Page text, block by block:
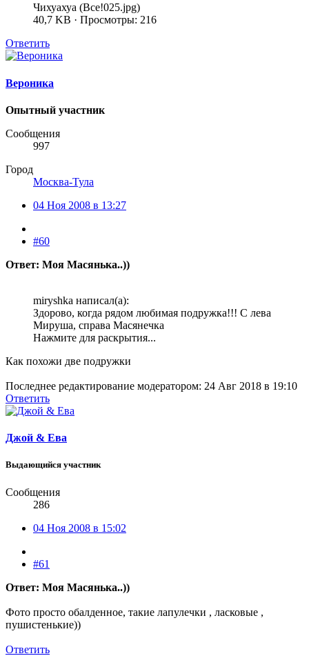
Чихуахуа (Все!025.jpg)
40,7 KB · Просмотры: 216
Ответить
Вероника
Опытный участник
Сообщения
997
Город
Москва-Тула
04 Ноя 2008 в 13:27
#60
Ответ: Моя Масянька..))
miryshka написал(а):
Здорово, когда рядом любимая подружка!!! С лева
Мируша, справа Масянечка
Нажмите для раскрытия...
Как похожи две подружки
Последнее редактирование модератором: 24 Авг 2018 в 19:10
Ответить
Джой & Ева
Выдающийся участник
Сообщения
286
04 Ноя 2008 в 15:02
#61
Ответ: Моя Масянька..))
Фото просто обалденное, такие лапулечки , ласковые ,
пушистенькие))
Ответить